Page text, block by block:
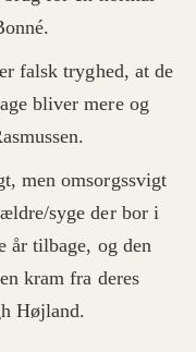
falsk tryghed, at de
bliver mere og
men omsorgssvigt
syge der bor i
år tilbage, og den
kram fra deres
Højland.